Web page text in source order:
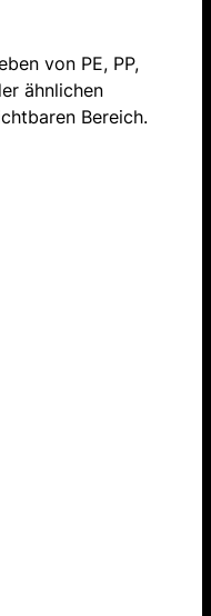
von PE, PP,
ähnlichen
Bereich.